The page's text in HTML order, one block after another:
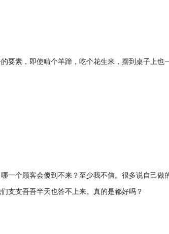
要素，即使啃个羊蹄，吃个花生米，摆到桌子上也
一个顾客会傻到不来？至少我不信。很多说自己做
支支吾吾半天也答不上来。真的是都好吗？